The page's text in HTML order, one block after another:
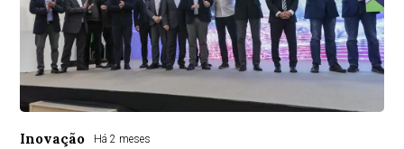
Inovação Há 2 meses